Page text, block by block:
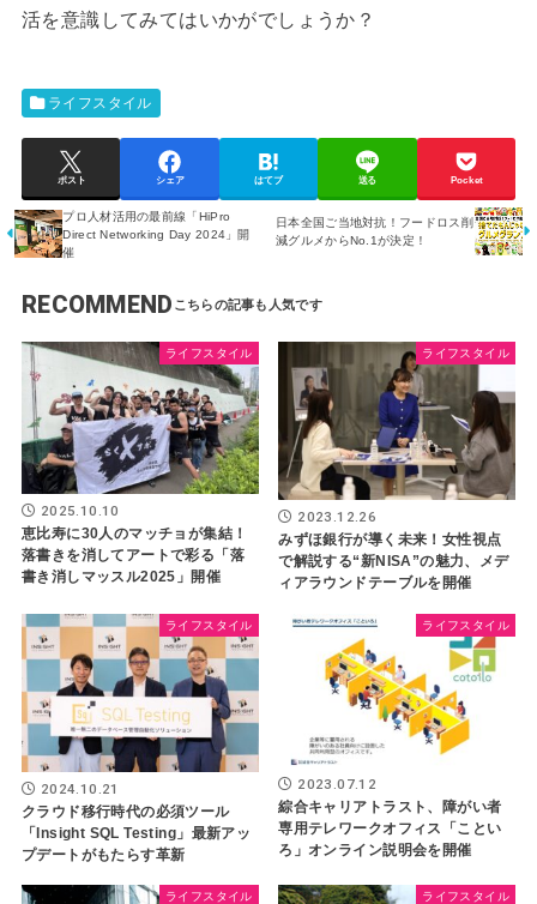
活を意識してみてはいかがでしょうか？
ライフスタイル
ポスト シェア はてブ 送る Pocket
プロ人材活用の最前線「HiPro
Direct Networking Day 2024」開
催
日本全国ご当地対抗！フードロス削
減グルメからNo.1が決定！
RECOMMEND
ライフスタイル
2025.10.10
恵比寿に30人のマッチョが集結！
落書きを消してアートで彩る「落
書き消しマッスル2025」開催
ライフスタイル
2023.12.26
みずほ銀行が導く未来！女性視点
で解説する“新NISA”の魅力、メデ
ィアラウンドテーブルを開催
ライフスタイル
2024.10.21
クラウド移行時代の必須ツール
「Insight SQL Testing」最新アッ
プデートがもたらす革新
ライフスタイル
2023.07.12
綜合キャリアトラスト、障がい者
専用テレワークオフィス「ことい
ろ」オンライン説明会を開催
ライフスタイル ライフスタイル